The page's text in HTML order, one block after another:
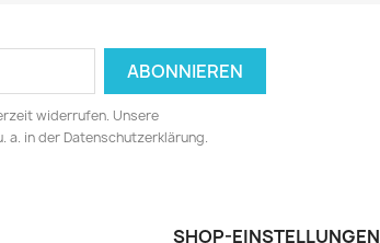
widerrufen. Unsere
a. in der Datenschutzerklärung.
SHOP-EINSTELLUNGEN